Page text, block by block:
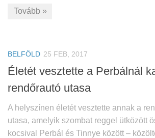
Tovább »
BELFÖLD 25 FEB, 2017
Életét vesztette a Perbálnál
rendőrautó utasa
A helyszínen életét vesztette annak a
utasa, amelyik szombat reggel ütközött
kocsival Perbál és Tinnye között –